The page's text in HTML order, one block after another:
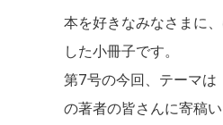
本を好きなみなさまに
した小冊子です。
第7号の今回、テーマ
の著者の皆さんに寄稿